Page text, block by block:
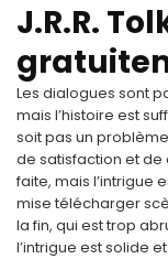
J.R.R.
Les dialogues sont
mais l’histoire est
soit pas un
de satisfaction et de
faite, mais l’intrigue
mise télécharger
la fin, qui est trop
l’intrigue est solide